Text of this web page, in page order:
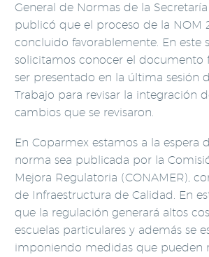
General de Normas de la
publicó que el proceso de la NOM
concluido favorablemente. En este
solicitamos conocer el documento
ser presentado en la última sesión
Trabajo para revisar la integración
cambios que se revisaron.
En Coparmex estamos a la espera
norma sea publicada por la
Mejora Regulatoria (CONAMER),
de Infraestructura de Calidad. En
que la regulación generará altos
escuelas particulares y además se
imponiendo medidas que pueden